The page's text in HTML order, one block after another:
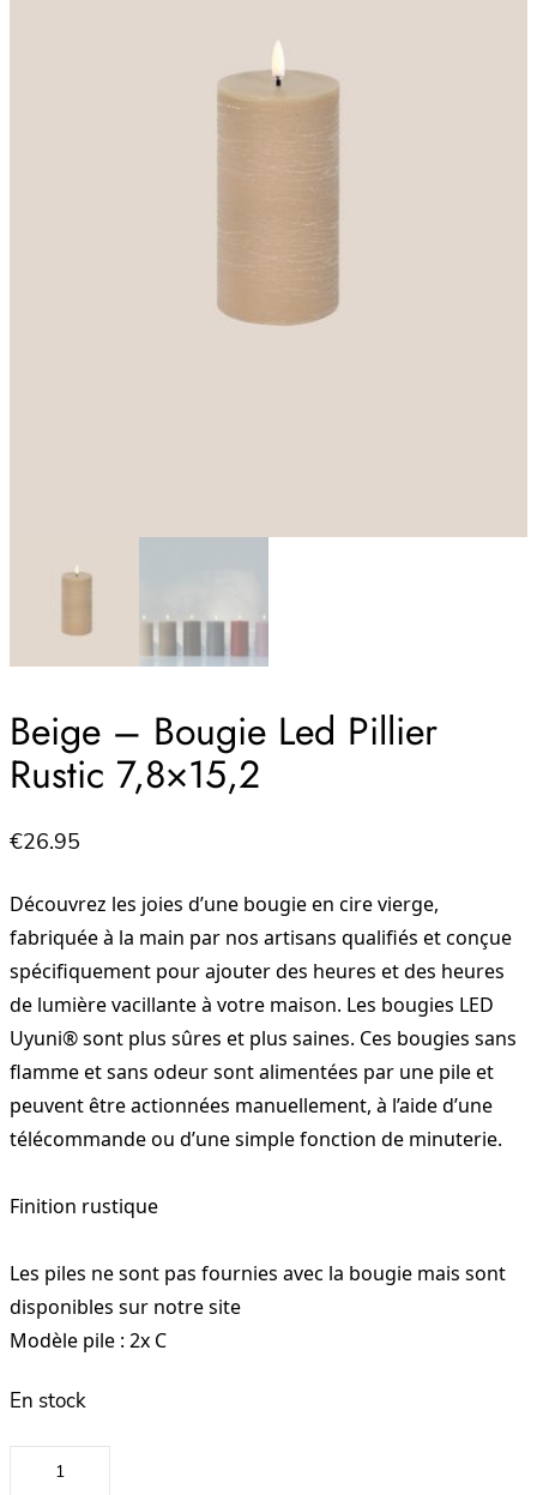
Beige – Bougie Led Pillier
Rustic 7,8×15,2
€26.95
Découvrez les joies d’une bougie en cire vierge,
fabriquée à la main par nos artisans qualifiés et conçue
spécifiquement pour ajouter des heures et des heures
de lumière vacillante à votre maison. Les bougies LED
Uyuni® sont plus sûres et plus saines. Ces bougies sans
flamme et sans odeur sont alimentées par une pile et
peuvent être actionnées manuellement, à l’aide d’une
télécommande ou d’une simple fonction de minuterie.
Finition rustique
Les piles ne sont pas fournies avec la bougie mais sont
disponibles sur notre site
Modèle pile : 2x C
En stock
quantité